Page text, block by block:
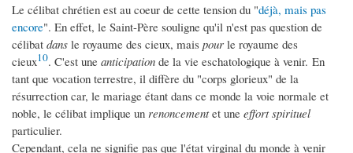
Le célibat chrétien est au coeur de cette tension du "déjà, mais pas
encore". En effet, le Saint-Père souligne qu'il n'est pas question de
célibat dans le royaume des cieux, mais pour le royaume des
cieux10. C'est une anticipation de la vie eschatologique à venir. En
tant que vocation terrestre, il diffère du "corps glorieux" de la
résurrection car, le mariage étant dans ce monde la voie normale et
noble, le célibat implique un renoncementet une effort spirituel
particulier.
Cependant, cela ne signifie pas que l'état virginal du monde à venir